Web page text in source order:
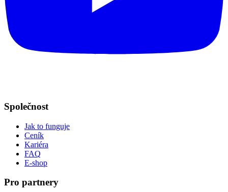
Společnost
Jak to funguje
Ceník
Kariéra
FAQ
E-shop
Pro partnery